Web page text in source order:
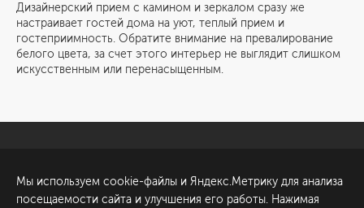
Дизайнерский прием с камином и зеркалом сразу же
настраивает гостей дома на уют, теплый прием и
гостеприимность. Обратите внимание на превалирование
белого цвета, за счет этого интерьер не выглядит слишком
искусственным или перенасыщенным.
Обсудить проект
ул. Академика Павлова, 6
Мы используем cookie-файлы и Яндекс.Метрику для анализа
посещаемости сайта и улучшения его работы. Нажимая